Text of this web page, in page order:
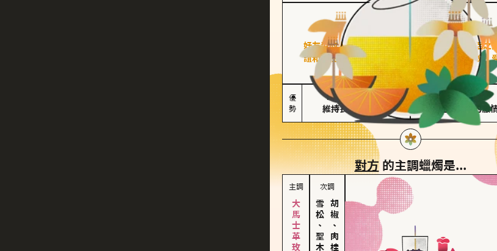
好友型的人喜歡分享生活中的點滴，重視與伴侶之
誼和信任，穩定感是重要的關鍵詞。對他們來說，
心靈深處的共鳴和理解。
優
勢
擅長聆聽與溝通
維持長期穩定關係
不喜歡變化
缺乏關係中的激
對方的主調蠟燭是...
主調 次調
雪松、聖木胡椒、肉桂